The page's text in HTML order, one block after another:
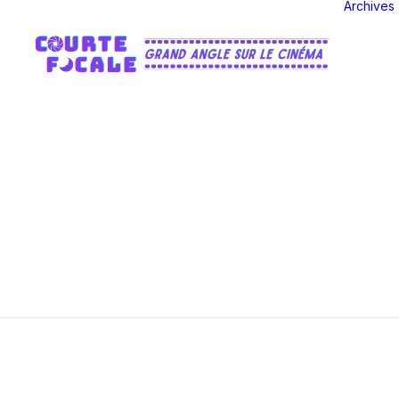
Archives